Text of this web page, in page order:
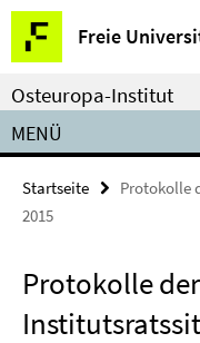
Springe
direkt
zu
Inhalt
Freie
Service-
Navigation
Osteuropa-Institut
MENÜ
Startseite
Protokolle
2015
Protokolle der